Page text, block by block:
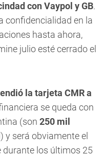
con Vaypol y GB.
confidencialidad en la
hasta ahora,
julio esté cerrado el
la tarjeta CMR a
se queda con
(son 250 mil
y será obviamente el
durante los últimos 25